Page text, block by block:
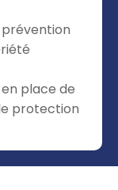
prévention
place de
protection